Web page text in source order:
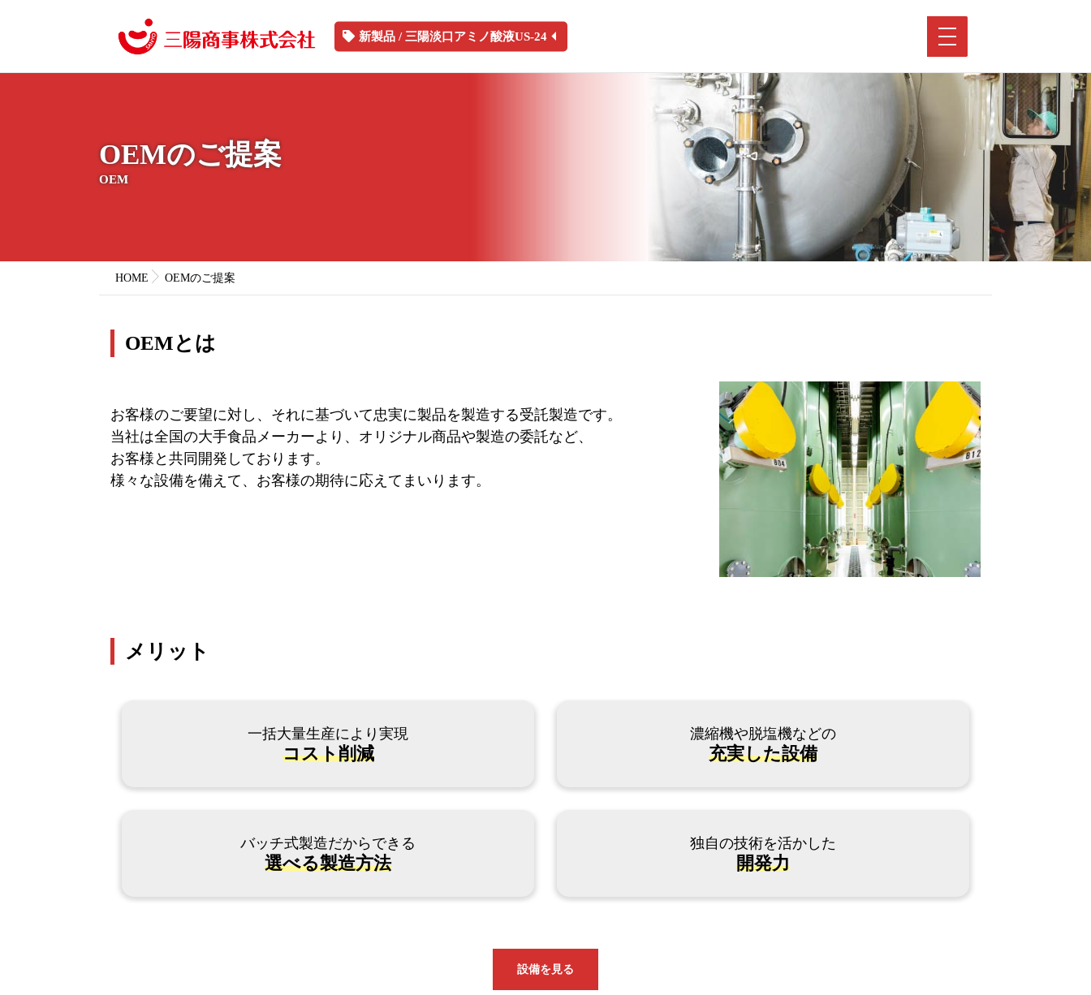
新製品 / 三陽淡口アミノ酸液US-24
OEMのご提案
OEM
HOME OEMのご提案
OEMとは
お客様のご要望に対し、それに基づいて忠実に製品を製造する受託製造です。
当社は全国の大手食品メーカーより、オリジナル商品や製造の委託など、
お客様と共同開発しております。
様々な設備を備えて、お客様の期待に応えてまいります。
メリット
一括大量生産により実現
コスト削減
濃縮機や脱塩機などの
充実した設備
バッチ式製造だからできる
選べる製造方法
独自の技術を活かした
開発力
設備を見る